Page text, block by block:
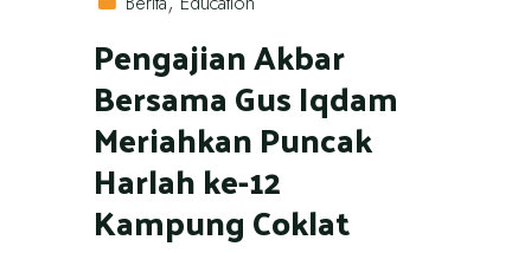
Pengajian Akbar
Bersama Gus Iqdam
Meriahkan Puncak
Harlah ke-12
Kampung Coklat